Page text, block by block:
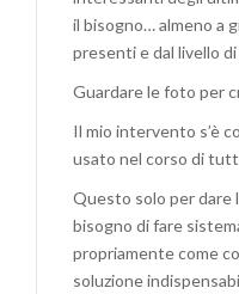
il bisogno… almeno a
presenti e dal livello
Guardare le foto per
Il mio intervento s’è
usato nel corso di
Questo solo per dare
bisogno di fare
propriamente come
soluzione